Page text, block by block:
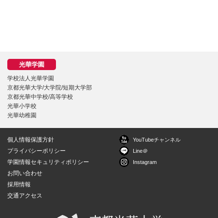
学校法人光華学園
京都光華大学/大学院/短期大学部
京都光華中学校/高等学校
光華小学校
光華幼稚園
個人情報保護方針
プライバシーポリシー
学園情報セキュリティポリシー
お問い合わせ
採用情報
交通アクセス
YouTubeチャンネル
Line＠
Instagram